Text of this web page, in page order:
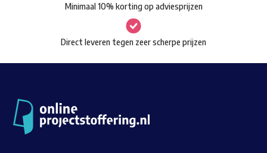
de
productpagina
Minimaal 10% korting op adviesprijzen
Direct leveren tegen zeer scherpe prijzen